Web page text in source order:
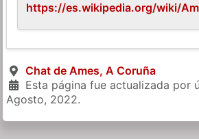
https://es.wikipedia.org/wiki/
Chat de Ames, A Coruña
Esta página fue actualizada por
Agosto, 2022.